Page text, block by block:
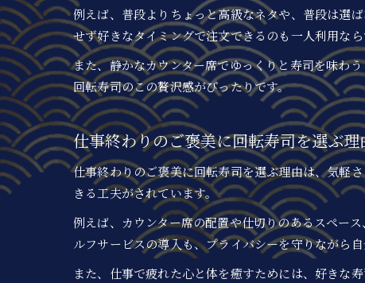
例えば、普段よりちょっと高級なネタや、普段は選
せず好きなタイミングで注文できるのも一人利用なら
また、静かなカウンター席でゆっくりと寿司を味わ
回転寿司のこの贅沢感がぴったりです。
仕事終わりのご褒美に回転寿司を選ぶ理
仕事終わりのご褒美に回転寿司を選ぶ理由は、気軽
きる工夫がされています。
例えば、カウンター席の配置や仕切りのあるスペー
ルフサービスの導入も、プライバシーを守りながら
また、仕事で疲れた心と体を癒すためには、好きな